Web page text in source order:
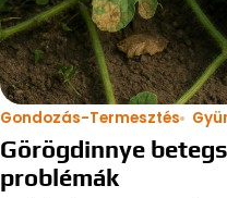
Gondozás-Termesztés
Görögdinnye
problémák